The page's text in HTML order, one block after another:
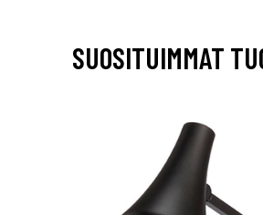
SUOSITUIMMAT